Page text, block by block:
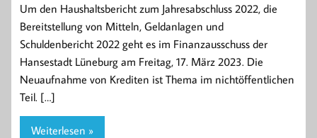
Um den Haushaltsbericht zum Jahresabschluss 2022, die
Bereitstellung von Mitteln, Geldanlagen und
Schuldenbericht 2022 geht es im Finanzausschuss der
Hansestadt Lüneburg am Freitag, 17. März 2023. Die
Neuaufnahme von Krediten ist Thema im nichtöffentlichen
Teil. […]
Weiterlesen »